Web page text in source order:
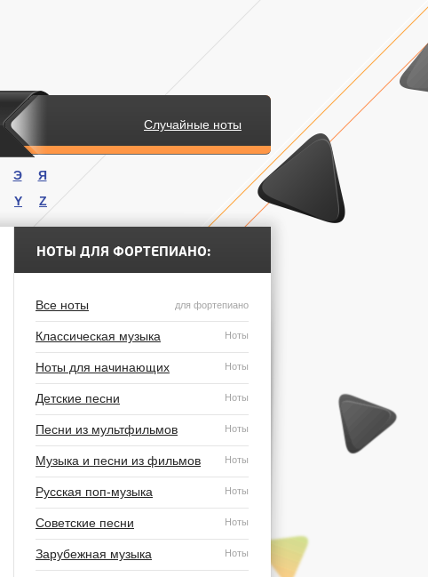
Случайные ноты
.
Э
Я
Y Z
НОТЫ ДЛЯ ФОРТЕПИАНО:
Все ноты для фортепиано
Классическая музыка Ноты
Ноты для начинающих Ноты
Детские песни Ноты
Песни из мультфильмов Ноты
Музыка и песни из фильмов Ноты
Русская поп-музыка Ноты
Советские песни Ноты
Зарубежная музыка Ноты